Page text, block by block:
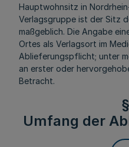
Hauptwohnsitz in
Verlagsgruppe ist der Sitz
maßgeblich. Die Angabe
Ortes als Verlagsort im
Ablieferungspflicht; unter
an erster oder
Betracht.
Umfang der